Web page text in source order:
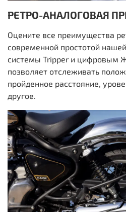
РЕТРО-АНАЛОГОВАЯ
Оцените все преимущества
современной простотой
системы Tripper и цифровым
позволяет отслеживать
пройденное расстояние,
другое.